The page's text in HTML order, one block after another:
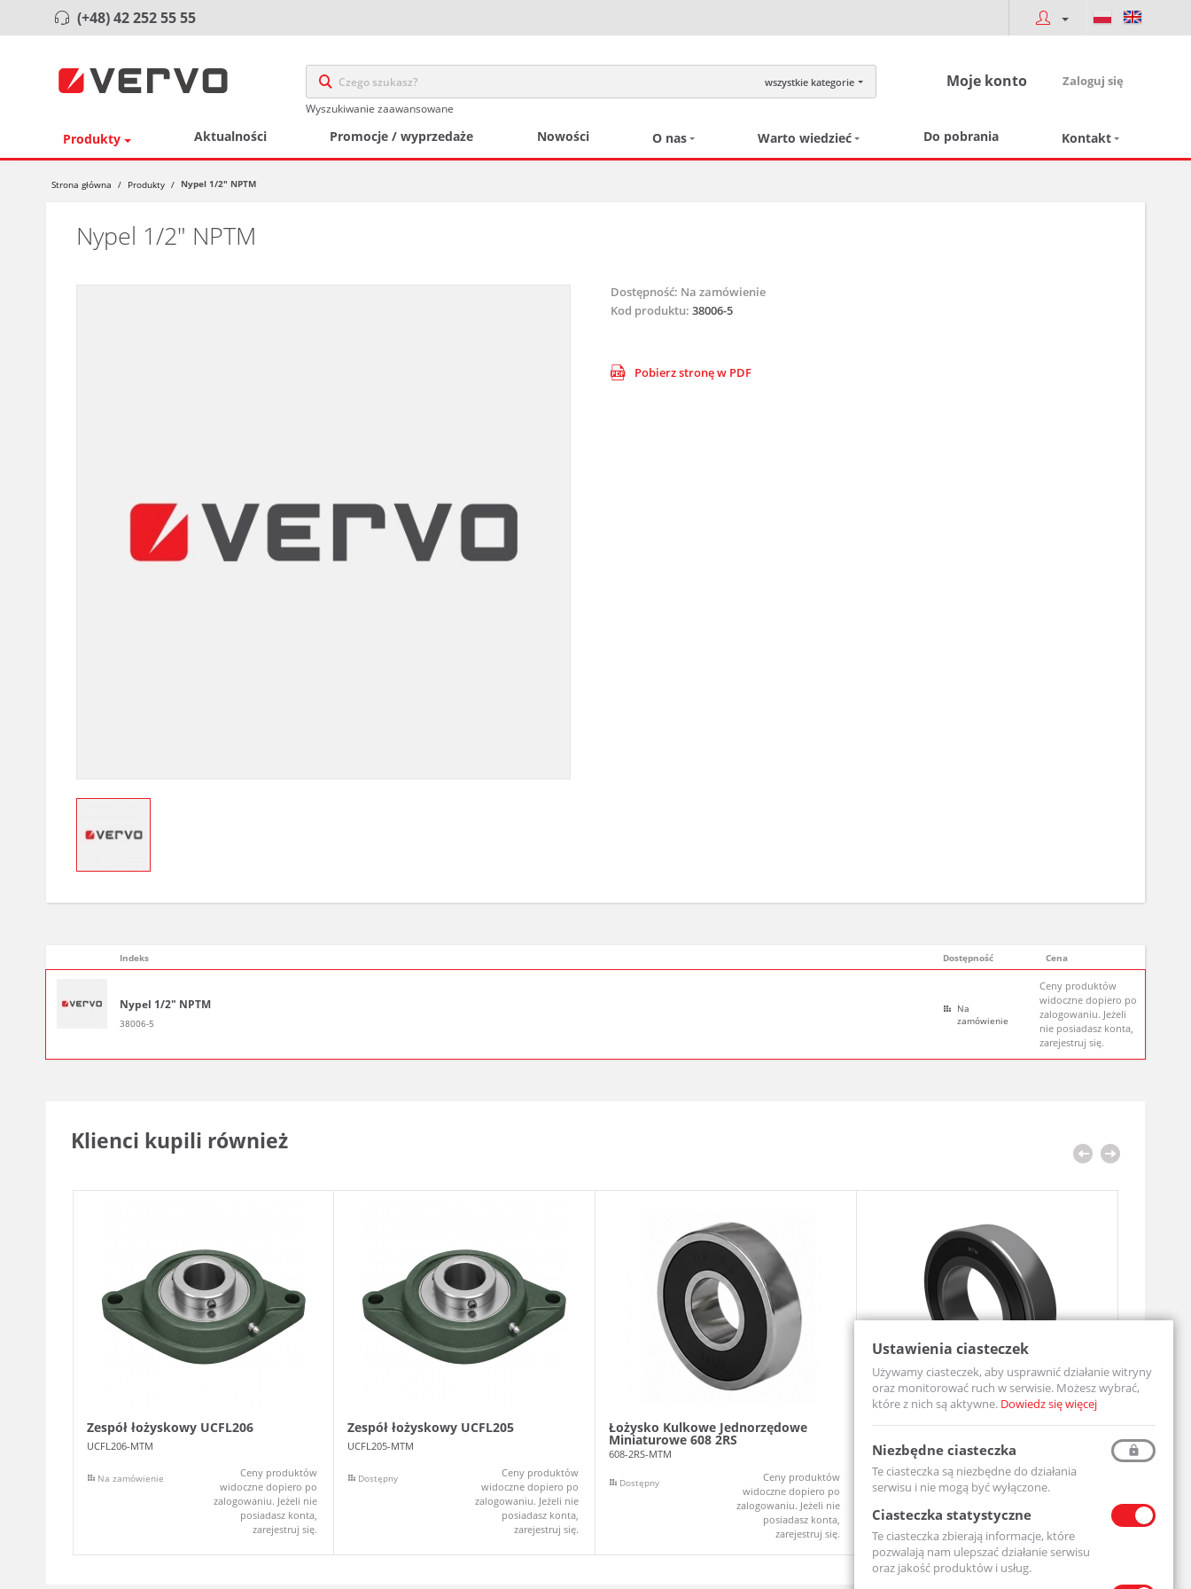
(+48) 42 252 55 55
wszystkie kategorie
Wyszukiwanie zaawansowane
Moje konto Zaloguj się
Produkty Aktualności Promocje / wyprzedaże Nowości O nas Warto wiedzieć Do pobrania Kontakt
Strona główna / Produkty / Nypel 1/2" NPTM
Nypel 1/2" NPTM
Dostępność: Na zamówienie
Kod produktu: 38006-5
Pobierz stronę w PDF
Indeks Dostępność Cena
Nypel 1/2" NPTM
38006-5
Na
zamówienie
Ceny produktów
widoczne dopiero po
zalogowaniu. Jeżeli
nie posiadasz konta,
zarejestruj się.
Klienci kupili również
Zespół łożyskowy UCFL206
UCFL206-MTM
Na zamówienie
Ceny produktów
widoczne dopiero po
zalogowaniu. Jeżeli nie
posiadasz konta,
zarejestruj się.
Zespół łożyskowy UCFL205
UCFL205-MTM
Dostępny
Ceny produktów
widoczne dopiero po
zalogowaniu. Jeżeli nie
posiadasz konta,
zarejestruj się.
Łożysko Kulkowe Jednorzędowe
Miniaturowe 608 2RS
608-2RS-MTM
Dostępny
Ceny produktów
widoczne dopiero po
zalogowaniu. Jeżeli nie
posiadasz konta,
zarejestruj się.
Łożysko Kulkowe Jednorzędowe 6204
6204-2RS-MTM
Dostępny
Ceny produktów
widoczne dopiero po
posiadasz konta,
zarejestruj się.
Zespół
UCF206-
Ustawienia ciasteczek
Używamy ciasteczek, aby usprawnić działanie witryny
oraz monitorować ruch w serwisie. Możesz wybrać,
które z nich są aktywne. Dowiedz się więcej
Niezbędne ciasteczka
Te ciasteczka są niezbędne do działania
serwisu i nie mogą być wyłączone.
Ciasteczka statystyczne
Te ciasteczka zbierają informacje, które
pozwalają nam ulepszać działanie serwisu
oraz jakość produktów i usług.